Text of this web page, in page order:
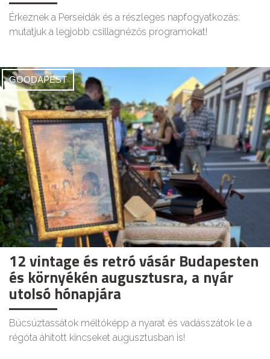
Érkeznek a Perseidák és a részleges napfogyatkozás:
mutatjuk a legjobb csillagnézős programokat!
GOODAPEST
12 vintage és retró vásár Budapesten
és környékén augusztusra, a nyár
utolsó hónapjára
Búcsúztassátok méltóképp a nyarat és vadásszátok le a
régóta áhított kincseket augusztusban is!